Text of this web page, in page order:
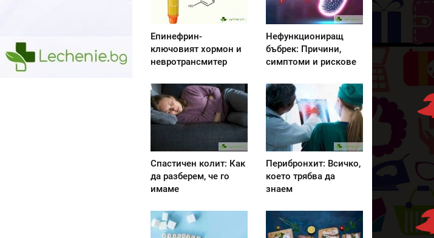
Епинефрин-
ключовият хормон и
невротрансмитер
Нефункциониращ
бъбрек: Причини,
симптоми и рискове
Спастичен колит: Как
да разберем, че го
имаме
Перибронхит: Всичко,
което трябва да
знаем